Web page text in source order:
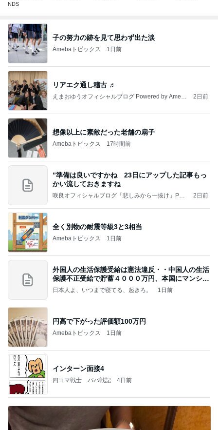
NDS
子の努力の跡を見て思わず出た涙
Amebaトピックス 1日前
リアエク通し稽古 ♬
えまおゆうオフィシャルブログ Powered by Ameb
2日前
想像以上に素敵だった老舗の扇子
Amebaトピックス 17時間前
”準備は良いですかね 23日にアップした記事もっ
かい流しておきますね
咲良オフィシャルブログ「悲しみから一抜け」Pow
2日前
全く別物の耐震等級3と3相当
Amebaトピックス 1日前
外国人の生活保護受給は憲法違反・・中国人の生活
保護不正受給で貯蓄４０００万円、本国にマンショ
ンを
日本人よ、いつまで寝てる、起きろ。 1日前
円高で下がった評価額100万円
Amebaトピックス 1日前
インターン面接4
四コマ戦士 パパ戦記 4日前